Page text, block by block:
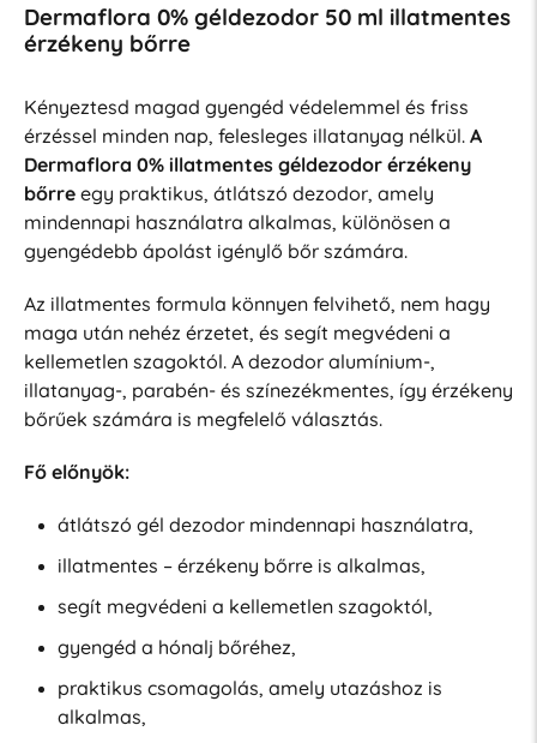
Dermaflora 0% géldezodor 50 ml illatmentes
érzékeny bőrre
Kényeztesd magad gyengéd védelemmel és friss
érzéssel minden nap, felesleges illatanyag nélkül. A
Dermaflora 0% illatmentes géldezodor érzékeny
bőrreegy praktikus, átlátszó dezodor, amely
mindennapi használatra alkalmas, különösen a
gyengédebb ápolást igénylő bőr számára.
Az illatmentes formula könnyen felvihető, nem hagy
maga után nehéz érzetet, és segít megvédeni a
kellemetlen szagoktól. A dezodor alumínium-,
illatanyag-, parabén- és színezékmentes, így érzékeny
bőrűek számára is megfelelő választás.
Fő előnyök:
átlátszó gél dezodor mindennapi használatra,
illatmentes – érzékeny bőrre is alkalmas,
segít megvédeni a kellemetlen szagoktól,
gyengéd a hónalj bőréhez,
praktikus csomagolás, amely utazáshoz is
alkalmas,